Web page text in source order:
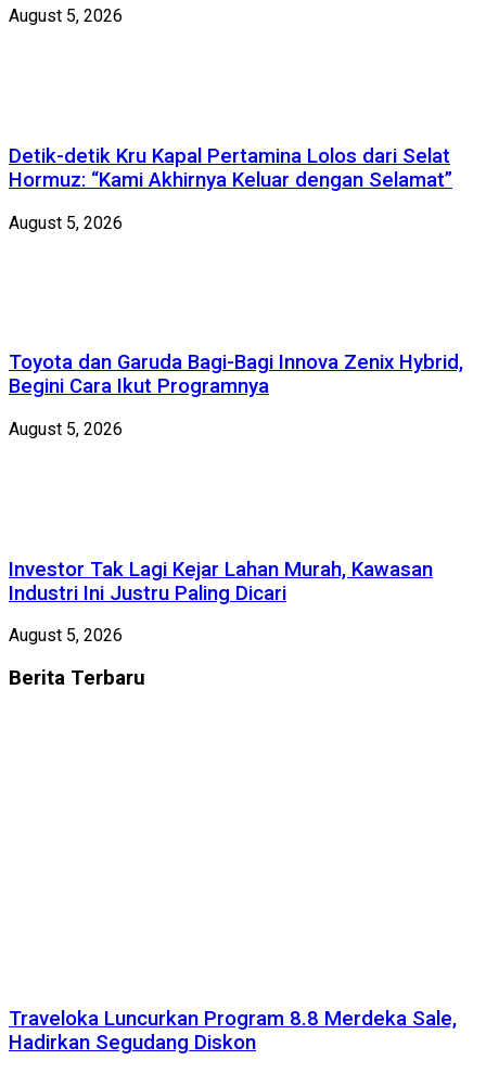
August 5, 2026
Detik-detik Kru Kapal Pertamina Lolos dari Selat
Hormuz: “Kami Akhirnya Keluar dengan Selamat”
August 5, 2026
Toyota dan Garuda Bagi-Bagi Innova Zenix Hybrid,
Begini Cara Ikut Programnya
August 5, 2026
Investor Tak Lagi Kejar Lahan Murah, Kawasan
Industri Ini Justru Paling Dicari
August 5, 2026
Berita Terbaru
Traveloka Luncurkan Program 8.8 Merdeka Sale,
Hadirkan Segudang Diskon